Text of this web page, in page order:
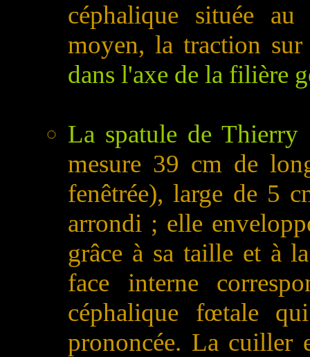
céphalique située
moyen, la traction
dans l'axe de la filière
La spatule de Thierry
mesure 39 cm de
fenêtrée), large de 5
arrondi ; elle
grâce à sa taille et à
face interne
céphalique fœtale
prononcée. La cuiller